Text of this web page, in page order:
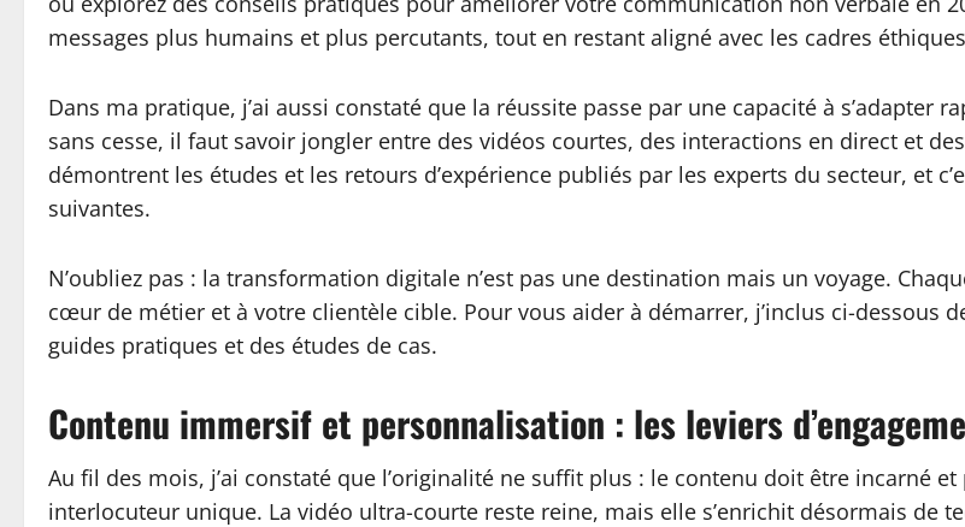
messages plus humains et plus percutants, tout en restant aligné avec les cadres
Dans ma pratique, j’ai aussi constaté que la réussite passe par une capacité à s’adapter
sans cesse, il faut savoir jongler entre des vidéos courtes, des interactions en direct et
démontrent les études et les retours d’expérience publiés par les experts du secteur, et
suivantes.
N’oubliez pas : la transformation digitale n’est pas une destination mais un voyage.
cœur de métier et à votre clientèle cible. Pour vous aider à démarrer, j’inclus ci-dessous
guides pratiques et des études de cas.
Contenu immersif et personnalisation : les leviers
Au fil des mois, j’ai constaté que l’originalité ne suffit plus : le contenu doit être incarné
interlocuteur unique. La vidéo ultra-courte reste reine, mais elle s’enrichit désormais de